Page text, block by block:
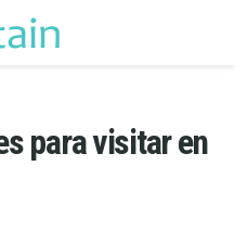
para visitar en